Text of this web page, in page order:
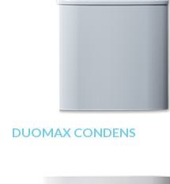
DUOMAX CONDENS